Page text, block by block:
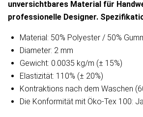
unversichtbares Material für
professionelle Designer.
Material: 50% Polyester / 50%
Diameter: 2 mm
Gewicht: 0.0035 kg/m (± 15%)
Elastizität: 110% (± 20%)
Kontraktions nach dem Waschen
Die Konformität mit Öko-Tex 100: